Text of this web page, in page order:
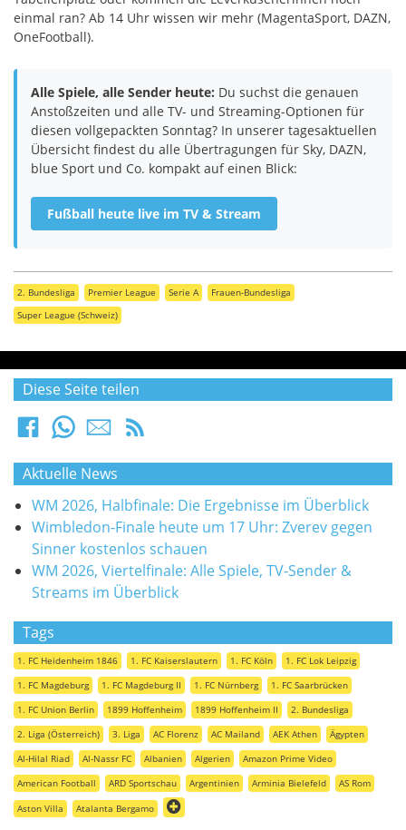
einmal ran? Ab 14 Uhr wissen wir mehr (MagentaSport, DAZN,
OneFootball).
Alle Spiele, alle Sender heute: Du suchst die genauen
Anstoßzeiten und alle TV- und Streaming-Optionen für
diesen vollgepackten Sonntag? In unserer tagesaktuellen
Übersicht findest du alle Übertragungen für Sky, DAZN,
blue Sport und Co. kompakt auf einen Blick:
Fußball heute live im TV & Stream
2. Bundesliga Premier League Serie A
Frauen-Bundesliga
Super League (Schweiz)
Diese Seite teilen
Aktuelle News
WM 2026, Halbfinale: Die Ergebnisse im Überblick
Wimbledon-Finale heute um 17 Uhr: Zverev gegen
Sinner kostenlos schauen
WM 2026, Viertelfinale: Alle Spiele, TV-Sender &
Streams im Überblick
Tags
1. FC Heidenheim 1846 1. FC Kaiserslautern 1. FC Köln
1. FC Lok Leipzig
1. FC Magdeburg
1. FC Magdeburg II 1. FC Nürnberg
1. FC Saarbrücken
1. FC Union Berlin
1899 Hoffenheim 1899 Hoffenheim II
2. Bundesliga
2. Liga (Österreich)
3. Liga AC Florenz AC Mailand AEK Athen
Ägypten
Al-Hilal Riad
Al-Nassr FC Albanien Algerien
Amazon Prime Video
American Football
ARD Sportschau Argentinien Arminia Bielefeld
AS Rom
Aston Villa
Atalanta Bergamo